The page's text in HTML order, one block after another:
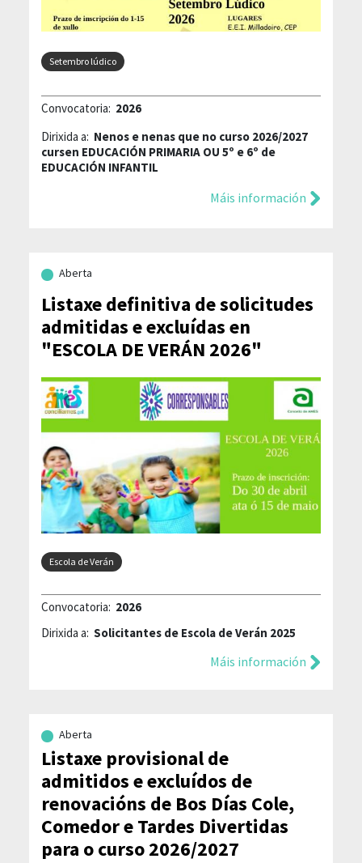
Setembro lúdico
Convocatoria: 2026
Dirixida a: Nenos e nenas que no curso 2026/2027
cursen EDUCACIÓN PRIMARIA OU 5º e 6º de
EDUCACIÓN INFANTIL
Máis información
Aberta
Listaxe definitiva de solicitudes
admitidas e excluídas en
"ESCOLA DE VERÁN 2026"
Escola de Verán
Convocatoria: 2026
Dirixida a: Solicitantes de Escola de Verán 2025
Máis información
Aberta
Listaxe provisional de
admitidos e excluídos de
renovacións de Bos Días Cole,
Comedor e Tardes Divertidas
para o curso 2026/2027